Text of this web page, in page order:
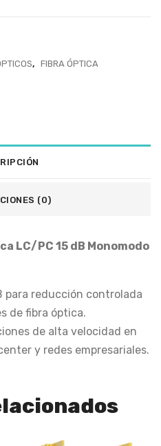
, FIBRA ÓPTICA
(0)
LC/PC 15 dB Monomodo
para reducción controlada
de fibra óptica.
de alta velocidad en
y redes empresariales.